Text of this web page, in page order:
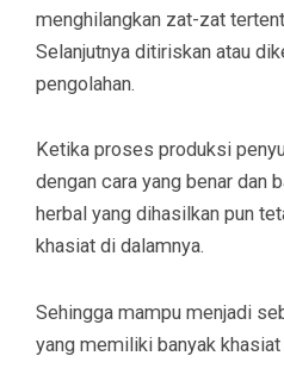
menghilangkan zat-zat
Selanjutnya ditiriskan atau
pengolahan.
Ketika proses produksi
dengan cara yang benar dan
herbal yang dihasilkan pun
khasiat di dalamnya.
Sehingga mampu menjadi
yang memiliki banyak khasiat